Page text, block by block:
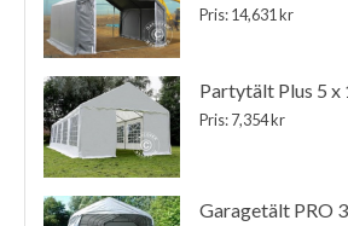
Pris: 14,631 kr
Partytält Plus 5 x
Pris: 7,354 kr
Garagetält PRO